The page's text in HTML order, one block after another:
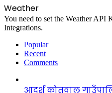
Weather
You need to set the Weather API
Integrations.
Popular
Recent
Comments
आदर्श कोतवाल